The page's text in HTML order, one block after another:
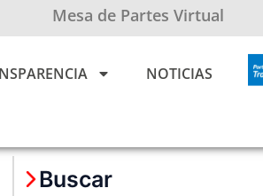
Mesa de Partes Virtual
NOTICIAS
Buscar
Buscar